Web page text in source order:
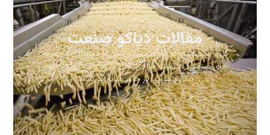
مقالات دیاکو صنعت
گروه صنعتی دیاکو صنعت سگال یکی از فعالترین مجموعه
های صنعتی در زمینه طراحی، ساخت و نصب انواع خطوط
صنایع غذایی در خاور میانه می‌باشد.